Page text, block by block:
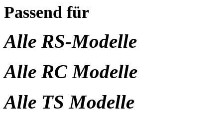
Passend für
Alle RS-Modelle
Alle RC Modelle
Alle TS Modelle